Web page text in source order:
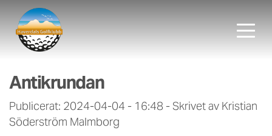
Antikrundan
Publicerat: 2024-04-04 - 16:48-Skrivet av Kristian
Söderström Malmborg